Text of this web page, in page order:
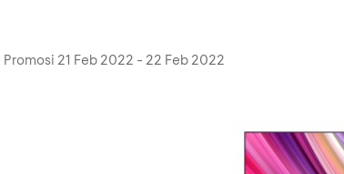
21 Feb 2022 - 22 Feb 2022